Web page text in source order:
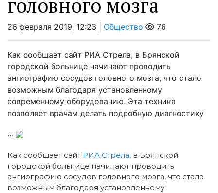
головного мозга
26 февраля 2019, 12:23 | Общество 76
Как сообщает сайт РИА Стрела, в Брянской
городской больнице начинают проводить
ангиографию сосудов головного мозга, что стало
возможным благодаря установленному
современному оборудованию. Эта техника
позволяет врачам делать подробную диагностику
...
Как сообщает сайт РИА Стрела, в Брянской
городской больнице начинают проводить
ангиографию сосудов головного мозга, что стало
возможным благодаря установленному